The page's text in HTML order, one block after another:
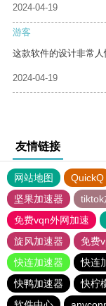
2024-04-19
游客
这款软件的设计非常人
2024-04-19
友情链接
网站地图 QuickQ
坚果加速器
tiktok
免费vqn外网加速
旋风加速器
免费
快连加速器
快连
快鸭加速器
快柠